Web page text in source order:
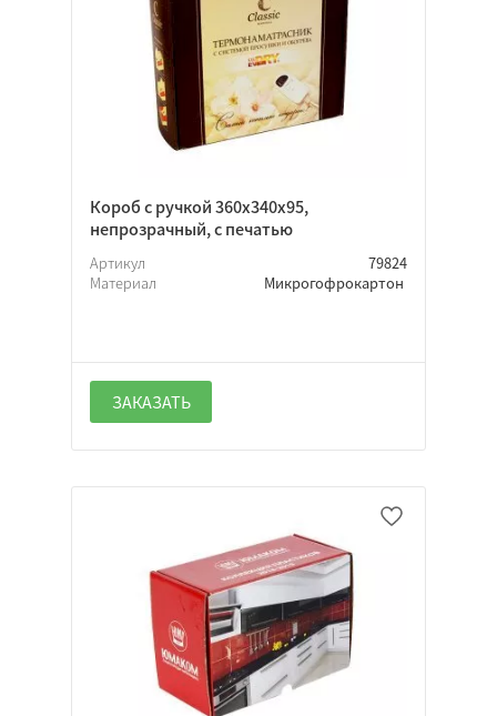
Короб с ручкой 360х340х95,
непрозрачный, с печатью
Артикул
79824
Материал
Микрогофрокартон
ЗАКАЗАТЬ